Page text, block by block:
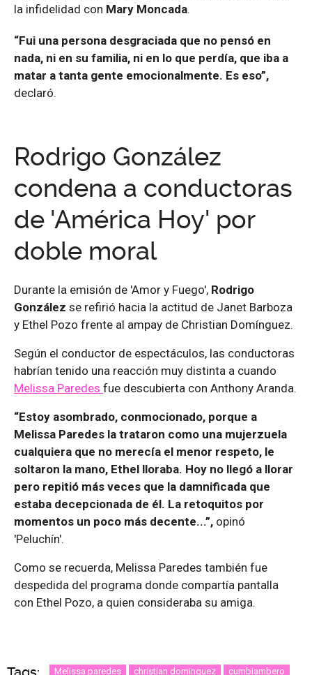
la infidelidad con Mary Moncada.
“Fui una persona desgraciada que no pensó en
nada, ni en su familia, ni en lo que perdía, que iba a
matar a tanta gente emocionalmente. Es eso”,
declaró.
Rodrigo González
condena a conductoras
de 'América Hoy' por
doble moral
Durante la emisión de 'Amor y Fuego', Rodrigo
González se refirió hacia la actitud de Janet Barboza
y Ethel Pozo frente al ampay de Christian Domínguez.
Según el conductor de espectáculos, las conductoras
habrían tenido una reacción muy distinta a cuando
Melissa Paredes fue descubierta con Anthony Aranda.
“Estoy asombrado, conmocionado, porque a
Melissa Paredes la trataron como una mujerzuela
cualquiera que no merecía el menor respeto, le
soltaron la mano, Ethel lloraba. Hoy no llegó a llorar
pero repitió más veces que la damnificada que
estaba decepcionada de él. La retoquitos por
momentos un poco más decente...”, opinó
'Peluchín'.
Como se recuerda, Melissa Paredes también fue
despedida del programa donde compartía pantalla
con Ethel Pozo, a quien consideraba su amiga.
Melissa paredes christian dominguez cumbiambero